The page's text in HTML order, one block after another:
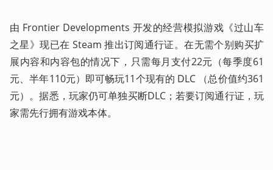
由 Frontier Developments 开发的经营模拟游戏《过山车
之星》现已在 Steam 推出订阅通行证。在无需个别购买扩
展内容和内容包的情况下，只需每月支付22元（每季度61
元、半年110元）即可畅玩11个现有的 DLC （总价值约361
元）。据悉，玩家仍可单独买断DLC；若要订阅通行证，玩
家需先行拥有游戏本体。